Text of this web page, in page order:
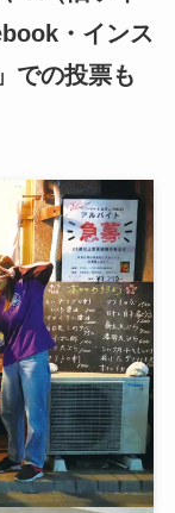
・インス
での投票も